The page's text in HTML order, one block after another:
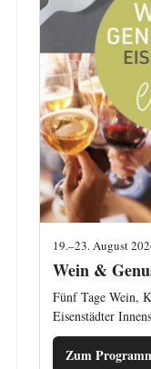
19.–23. August
Wein &
Fünf Tage Wein,
Eisenstädter
Zum